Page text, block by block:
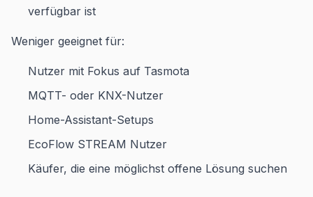
verfügbar ist
Weniger geeignet für:
Nutzer mit Fokus auf Tasmota
MQTT- oder KNX-Nutzer
Home-Assistant-Setups
EcoFlow STREAM Nutzer
Käufer, die eine möglichst offene Lösung suchen